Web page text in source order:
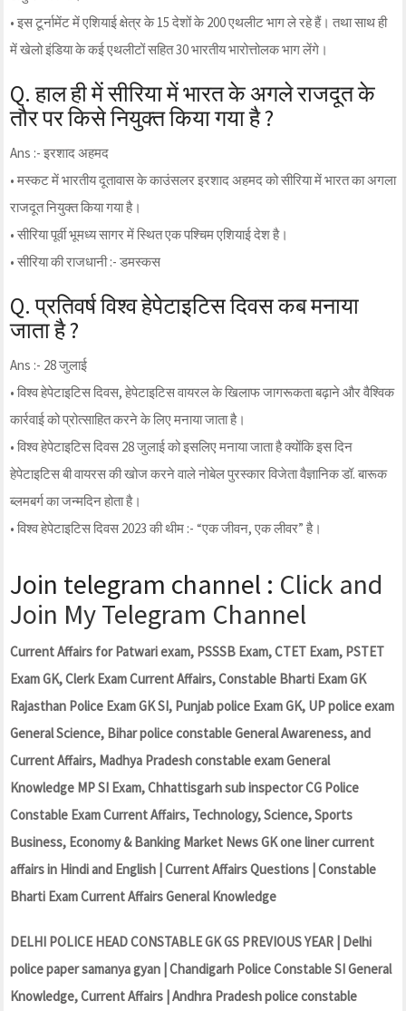
• इस टूर्नामेंट में एशियाई क्षेत्र के 15 देशों के 200 एथलीट भाग ले रहे हैं। तथा साथ ही
में खेलो इंडिया के कई एथलीटों सहित 30 भारतीय भारोत्तोलक भाग लेंगे।
Q. हाल ही में सीरिया में भारत के अगले राजदूत के
तौर पर किसे नियुक्त किया गया है ?
Ans :- इरशाद अहमद
• मस्कट में भारतीय दूतावास के काउंसलर इरशाद अहमद को सीरिया में भारत का अगला
राजदूत नियुक्त किया गया है।
• सीरिया पूर्वी भूमध्य सागर में स्थित एक पश्चिम एशियाई देश है।
• सीरिया की राजधानी :- डमस्कस
Q. प्रतिवर्ष विश्व हेपेटाइटिस दिवस कब मनाया
जाता है ?
Ans :- 28 जुलाई
• विश्व हेपेटाइटिस दिवस, हेपेटाइटिस वायरल के खिलाफ जागरूकता बढ़ाने और वैश्विक
कार्रवाई को प्रोत्साहित करने के लिए मनाया जाता है।
• विश्व हेपेटाइटिस दिवस 28 जुलाई को इसलिए मनाया जाता है क्योंकि इस दिन
हेपेटाइटिस बी वायरस की खोज करने वाले नोबेल पुरस्कार विजेता वैज्ञानिक डॉ. बारूक
ब्लमबर्ग का जन्मदिन होता है।
• विश्व हेपेटाइटिस दिवस 2023 की थीम :- “एक जीवन, एक लीवर” है।
Join telegram channel : Click and
Join My Telegram Channel
Current Affairs for Patwari exam, PSSSB Exam, CTET Exam, PSTET
Exam GK, Clerk Exam Current Affairs, Constable Bharti Exam GK
Rajasthan Police Exam GK SI, Punjab police Exam GK, UP police exam
General Science, Bihar police constable General Awareness, and
Current Affairs, Madhya Pradesh constable exam General
Knowledge MP SI Exam, Chhattisgarh sub inspector CG Police
Constable Exam Current Affairs, Technology, Science, Sports
Business, Economy & Banking Market News GK one liner current
affairs in Hindi and English | Current Affairs Questions | Constable
Bharti Exam Current Affairs General Knowledge
DELHI POLICE HEAD CONSTABLE GK GS PREVIOUS YEAR | Delhi
police paper samanya gyan | Chandigarh Police Constable SI General
Knowledge, Current Affairs | Andhra Pradesh police constable